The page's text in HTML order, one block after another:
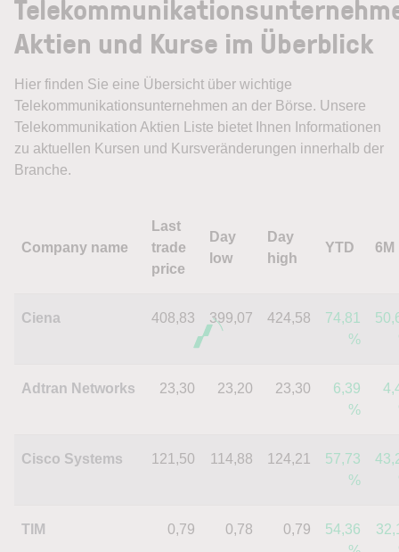
Aktien und Kurse im Überblick
Hier finden Sie eine Übersicht über wichtige
Telekommunikationsunternehmen an der Börse. Unsere
Telekommunikation Aktien Liste bietet Ihnen Informationen
zu aktuellen Kursen und Kursveränderungen innerhalb der
Branche.
Company name
Last
trade
price
Day
low
Day
high
YTD 6M
Ciena 408,83 399,07 424,58
74,81
%
Adtran Networks 23,30 23,20 23,30
6,39
%
Cisco Systems 121,50 114,88 124,21
57,73
%
TIM 0,79 0,78 0,79
54,36